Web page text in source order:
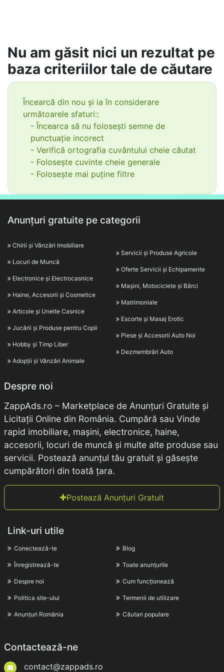
Nu am găsit nici un rezultat pe
baza criteriilor tale de căutare
Încearcă din nou și ia în considerare
următoarele sfaturi::
- Încearca să nu folosești semne de
punctuație incorect
- Verifică ortografia cuvântului cheie căutat
- Folosește cuvinte cheie generale
- Folosește mai puține filtre
Anunțuri gratuite pe categorii
Chirii și Vânzări Imobiliare
Locuri de Muncă
Electronice și Electrocasnice
Haine, Accesorii și Cosmetice
Articole și Unelte Casnice
Jucării și Produse pentru Copii
Hobby și Timp Liber
Adopții și Vânzări Animale
Servicii și Produse Agricole
Oferte Servicii și Echipamente
Mașini, Motociclete și Bărci
Matrimoniale
Escorte și Masaj Erotic
Piese și Accesorii Auto Noi
Dezmembrări Auto
Despre noi
ZappAds.ro – Marketplace de Anunțuri Gratuite și
Licitații Online din România. Cumpără sau Vinde
rapid imobiliare, mașini, electronice, haine,
accesorii, locuri de muncă și multe alte produse sau
servicii. Postează anunțul tău gratuit și găsește
cumpărători din toată țara.
Postează Anunțuri Gratuit
Link-uri utile
Conectează-te
Înregistrează-te
Despre noi
Politica site-ului
Anunțuri România
Blog
Toate anunțurile
Cum funcționează
Termenii de utilizare
Căutari populare
Contactează-ne
contact@zappads.ro